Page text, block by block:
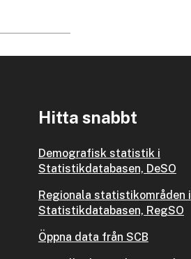
Hitta snabbt
Demografisk statistik i
Statistikdatabasen, DeSO
Regionala statistikområden i
Statistikdatabasen, RegSO
Öppna data från SCB